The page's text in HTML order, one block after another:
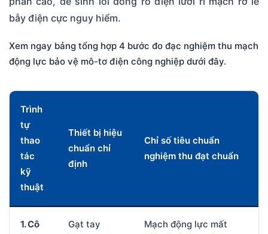
bẫy điện cực nguy hiểm.
Xem ngay bảng tổng hợp 4 bước đo đạc nghiệm thu mạch
động lực bảo vệ mô-tơ điện công nghiệp dưới đây.
Trình
tự
thao
tác
kỹ
thuật
Thiết bị hiệu
chuẩn chỉ
định
Chỉ số tiêu chuẩn
nghiệm thu đạt chuẩn
1. Cô
Gạt tay
Mạch động lực mất